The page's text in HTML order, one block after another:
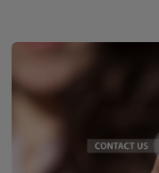
Minun Telia
Inspiroidu